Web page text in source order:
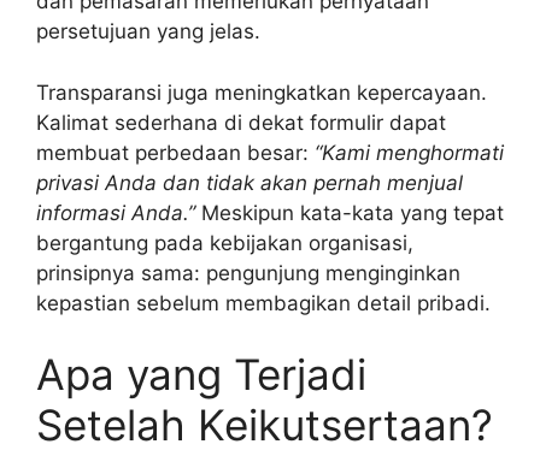
persetujuan yang jelas.
Transparansi juga meningkatkan kepercayaan.
Kalimat sederhana di dekat formulir dapat
membuat perbedaan besar: “Kami menghormati
privasi Anda dan tidak akan pernah menjual
informasi Anda.”Meskipun kata-kata yang tepat
bergantung pada kebijakan organisasi,
prinsipnya sama: pengunjung menginginkan
kepastian sebelum membagikan detail pribadi.
Apa yang Terjadi
Setelah Keikutsertaan?